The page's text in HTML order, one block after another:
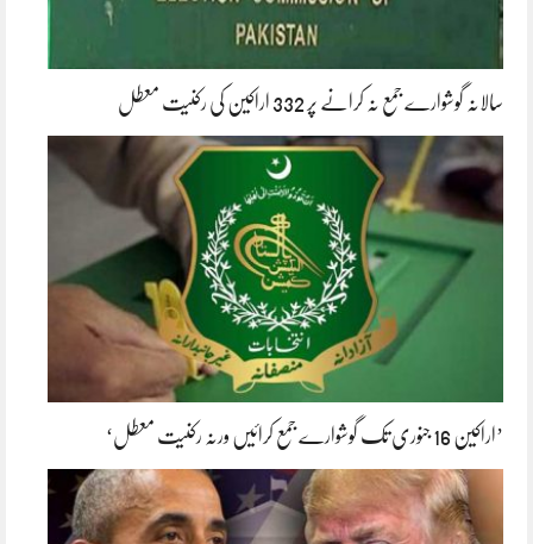
سالانہ گوشوارے جمع نہ کرانے پر 332 اراکین کی رکنیت معطل
’اراکین 16 جنوری تک گوشوارے جمع کرائیں ورنہ رکنیت معطل‘